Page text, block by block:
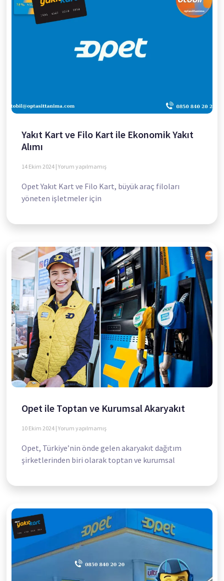
Yakıt Kart ve Filo Kart ile Ekonomik Yakıt
Alımı
14 Ekim 2024 Yorum yapılmamış
Opet Yakıt Kart ve Filo Kart, büyük araç filoları
yöneten işletmeler için
Opet ile Toptan ve Kurumsal Akaryakıt
10 Ekim 2024 Yorum yapılmamış
Opet, Türkiye’nin önde gelen akaryakıt dağıtım
şirketlerinden biri olarak toptan ve kurumsal